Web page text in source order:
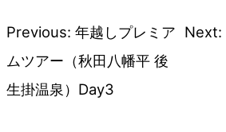
投
稿
Previous: 年越しプレミア
ムツアー（秋田八幡平 後
生掛温泉）Day3
Next: